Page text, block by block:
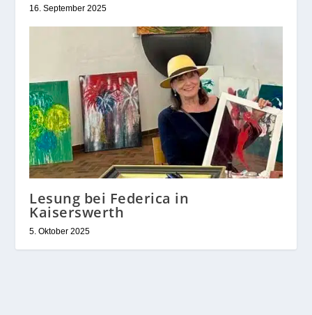
16. September 2025
Lesung bei Federica in
Kaiserswerth
5. Oktober 2025